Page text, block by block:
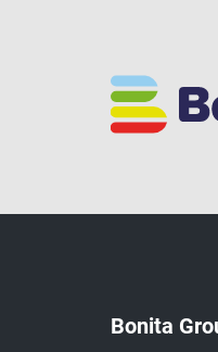
Bonita